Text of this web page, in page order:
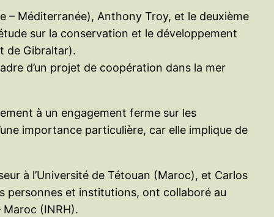
Méditerranée), Anthony Troy, et le deuxième
sur la conservation et le développement
de Gibraltar).
d’un projet de coopération dans la mer
à un engagement ferme sur les
importance particulière, car elle implique de
à l’Université de Tétouan (Maroc), et Carlos
personnes et institutions, ont collaboré au
(INRH).